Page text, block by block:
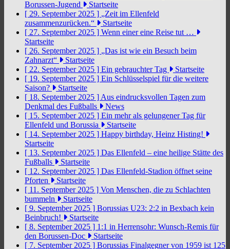
Borussen-Jugend
Startseite
[ 29. September 2025 ] „Zeit im Ellenfeld
zusammenzurücken.“
Startseite
[ 27. September 2025 ] Wenn einer eine Reise tut …
Startseite
[ 26. September 2025 ] „Das ist wie ein Besuch beim
Zahnarzt“
Startseite
[ 22. September 2025 ] Ein gebrauchter Tag
Startseite
[ 19. September 2025 ] Ein Schlüsselspiel für die weitere
Saison?
Startseite
[ 18. September 2025 ] Aus eindrucksvollen Tagen zum
Denkmal des Fußballs
News
[ 15. September 2025 ] Ein mehr als gelungener Tag für
Ellenfeld und Borussia
Startseite
[ 14. September 2025 ] Happy birthday, Heinz Histing!
Startseite
[ 13. September 2025 ] Das Ellenfeld – eine heilige Stätte des
Fußballs
Startseite
[ 12. September 2025 ] Das Ellenfeld-Stadion öffnet seine
Pforten
Startseite
[ 11. September 2025 ] Von Menschen, die zu Schlachten
bummeln
Startseite
[ 9. September 2025 ] Borussias U23: 2:2 in Bexbach kein
Beinbruch!
Startseite
[ 8. September 2025 ] 1:1 in Herrensohr: Wunsch-Remis für
den Borussen-Doc
Startseite
[ 7. September 2025 ] Borussias Finalgegner von 1959 ist 125